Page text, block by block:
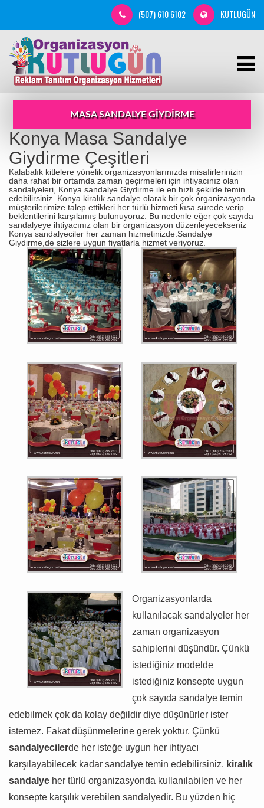
(507) 610 6102 KUTLUGÜN
MASA SANDALYE GIYDIRME
Konya Masa Sandalye
Giydirme Çeşitleri
Kalabalık kitlelere yönelik organizasyonlarınızda misafirlerinizin
daha rahat bir ortamda zaman geçirmeleri için ihtiyacınız olan
sandalyeleri, Konya sandalye Giydirme ile en hızlı şekilde temin
edebilirsiniz. Konya kiralık sandalye olarak bir çok organizasyonda
müşterilerimize talep ettikleri her türlü hizmeti kısa sürede verip
beklentilerini karşılamış bulunuyoruz. Bu nedenle eğer çok sayıda
sandalyeye ihtiyacınız olan bir organizasyon düzenleyecekseniz
Konya sandalyeciler her zaman hizmetinizde.Sandalye
Giydirme,de sizlere uygun fiyatlarla hizmet veriyoruz.
Organizasyonlarda
kullanılacak sandalyeler her
zaman organizasyon
sahiplerini düşündür. Çünkü
istediğiniz modelde
istediğiniz konsepte uygun
çok sayıda sandalye temin
edebilmek çok da kolay değildir diye düşünürler ister
istemez. Fakat düşünmelerine gerek yoktur. Çünkü
sandalyecilerde her isteğe uygun her ihtiyacı
karşılayabilecek kadar sandalye temin edebilirsiniz. kiralık
sandalye her türlü organizasyonda kullanılabilen ve her
konsepte karşılık verebilen sandalyedir. Bu yüzden hiç